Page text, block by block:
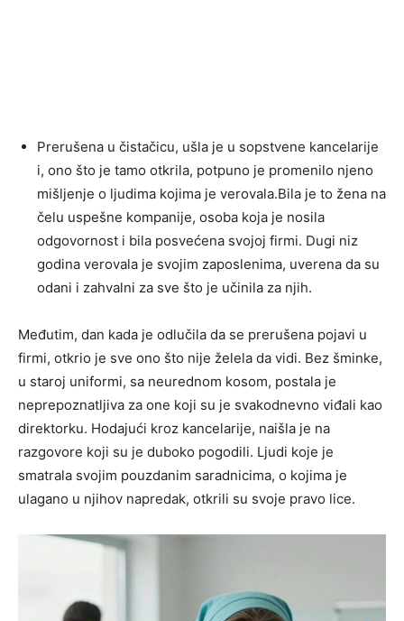
Prerušena u čistačicu, ušla je u sopstvene kancelarije
i, ono što je tamo otkrila, potpuno je promenilo njeno
mišljenje o ljudima kojima je verovala.Bila je to žena na
čelu uspešne kompanije, osoba koja je nosila
odgovornost i bila posvećena svojoj firmi. Dugi niz
godina verovala je svojim zaposlenima, uverena da su
odani i zahvalni za sve što je učinila za njih.
Međutim, dan kada je odlučila da se prerušena pojavi u
firmi, otkrio je sve ono što nije želela da vidi. Bez šminke,
u staroj uniformi, sa neurednom kosom, postala je
neprepoznatljiva za one koji su je svakodnevno viđali kao
direktorku. Hodajući kroz kancelarije, naišla je na
razgovore koji su je duboko pogodili. Ljudi koje je
smatrala svojim pouzdanim saradnicima, o kojima je
ulagano u njihov napredak, otkrili su svoje pravo lice.